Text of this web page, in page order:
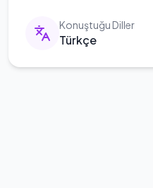
Konuştuğu Diller
Türkçe